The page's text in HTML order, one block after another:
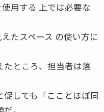
用する 上では必要な
たスペース の使い方に
たところ、担当者は落
しても「こことほぼ同